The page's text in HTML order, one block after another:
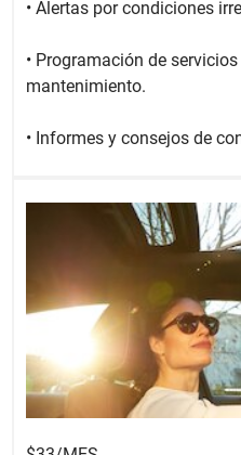
• Alertas por condiciones
• Programación de servicios
mantenimiento.
• Informes y consejos de